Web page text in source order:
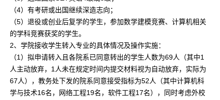
（4）有考研或出国继续深造志向；
（5）退役或创业后复学的学生，参加数学建模竞赛、计算机相关
的学科竞赛获奖的学生。
2、学院接收学生转入专业的具体情况及操作实施：
（1）拟申请转入且各院系已同意转出的学生人数为69人（其中1
人主动放弃，1人未在规定时间内提交材料视为自动放弃，实际为
67人），教务处下发的院系同意接受指标为52人（其中计算机科
学与技术16名，网络工程19名，软件工程17名），同时考虑外校